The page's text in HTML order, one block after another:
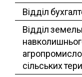
Відділ
Відділ
сільських